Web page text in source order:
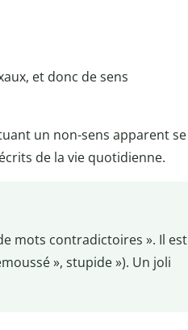
et donc de sens
un non-sens apparent se
de la vie quotidienne.
mots contradictoires ». Il est
», stupide »). Un joli